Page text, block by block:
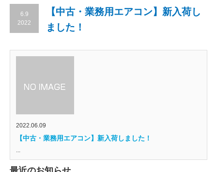
6.9
2022
【中古・業務用エアコン】新入荷し
ました！
2022.06.09
【中古・業務用エアコン】新入荷しました！
...